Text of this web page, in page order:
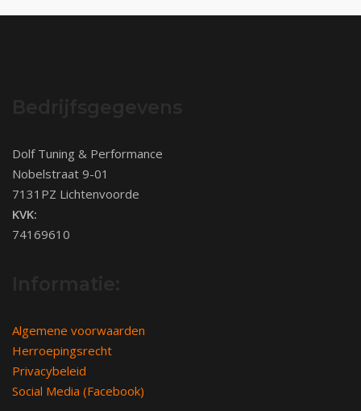
Dolf Tuning & Performance
Nobelstraat 9-01
7131PZ Lichtenvoorde
KVK:
74169610
Algemene voorwaarden
Herroepingsrecht
Privacybeleid
Social Media (Facebook)